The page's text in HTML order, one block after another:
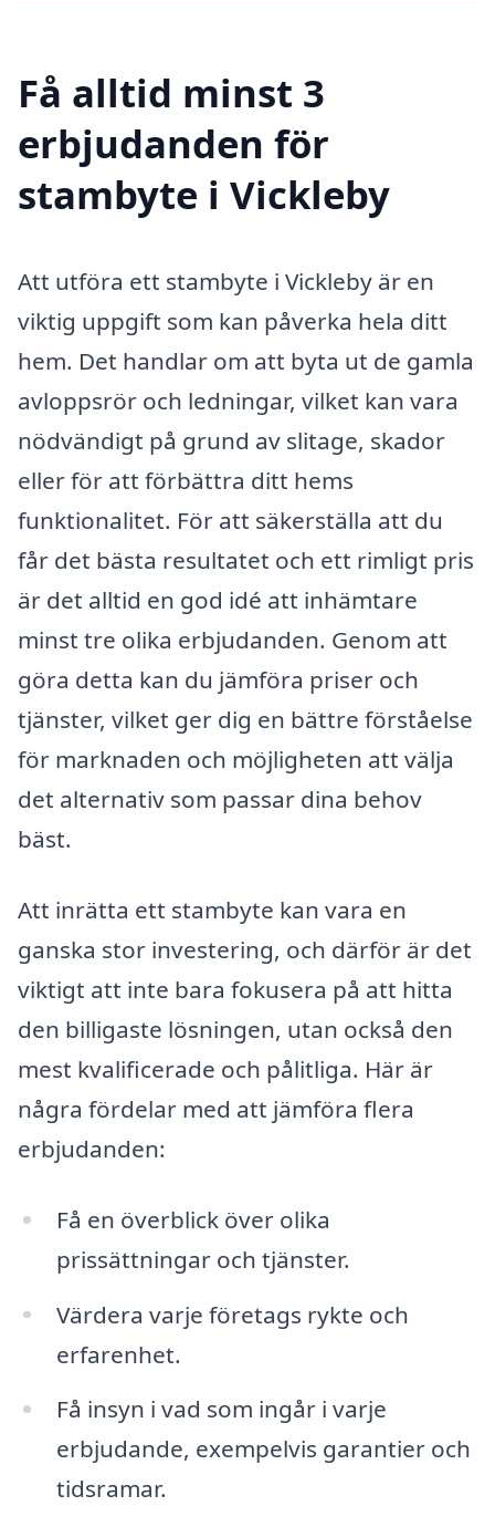
Få alltid minst 3
erbjudanden för
stambyte i Vickleby
Att utföra ett stambyte i Vickleby är en
viktig uppgift som kan påverka hela ditt
hem. Det handlar om att byta ut de gamla
avloppsrör och ledningar, vilket kan vara
nödvändigt på grund av slitage, skador
eller för att förbättra ditt hems
funktionalitet. För att säkerställa att du
får det bästa resultatet och ett rimligt pris
är det alltid en god idé att inhämtare
minst tre olika erbjudanden. Genom att
göra detta kan du jämföra priser och
tjänster, vilket ger dig en bättre förståelse
för marknaden och möjligheten att välja
det alternativ som passar dina behov
bäst.
Att inrätta ett stambyte kan vara en
ganska stor investering, och därför är det
viktigt att inte bara fokusera på att hitta
den billigaste lösningen, utan också den
mest kvalificerade och pålitliga. Här är
några fördelar med att jämföra flera
erbjudanden:
Få en överblick över olika
prissättningar och tjänster.
Värdera varje företags rykte och
erfarenhet.
Få insyn i vad som ingår i varje
erbjudande, exempelvis garantier och
tidsramar.